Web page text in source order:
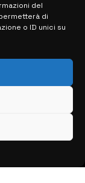
del
di
o ID unici su